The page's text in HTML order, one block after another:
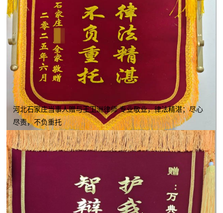
河北石家庄当事人赠与王卫洲律师 专业敬业，律法精湛；尽心
尽责，不负重托